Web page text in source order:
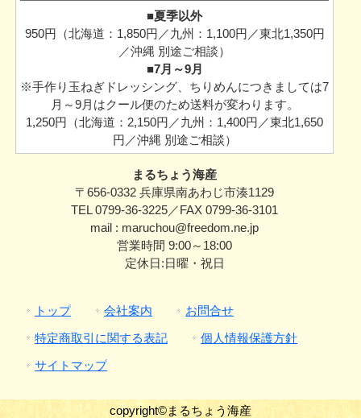
■夏季以外
950円（北海道：1,850円／九州：1,100円／東北1,350円
／沖縄 別途ご相談）
■7月～9月
※手作り玉ねぎドレッシング、ちりめんにつきましては7
月～9月はクール便のため送料が変わります。
1,250円（北海道：2,150円／九州：1,400円／東北1,650
円／沖縄 別途ご相談）
まるちょう海産
〒656-0332 兵庫県南あわじ市湊1129
TEL 0799-36-3225／FAX 0799-36-3101
mail : maruchou@freedom.ne.jp
営業時間 9:00～18:00
定休日:日曜・祝日
トップ 会社案内
お問合せ
特定商取引に関する表記
個人情報保護方針
サイトマップ
copyright©まるちょう海産